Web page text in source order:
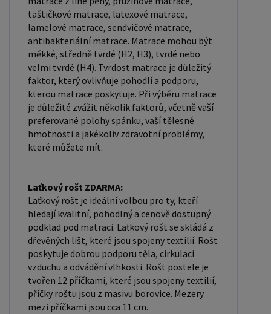
taštičkové matrace, latexové matrace,
lamelové matrace, sendvičové matrace,
antibakteriální matrace. Matrace mohou být
měkké, středně tvrdé (H2, H3), tvrdé nebo
velmi tvrdé (H4). Tvrdost matrace je důležitý
faktor, který ovlivňuje pohodlí a podporu,
kterou matrace poskytuje. Při výběru matrace
je důležité zvážit několik faktorů, včetně vaší
preferované polohy spánku, vaší tělesné
hmotnosti a jakékoliv zdravotní problémy,
které můžete mít.
Laťkový rošt ZDARMA:
Laťkový rošt je ideální volbou pro ty, kteří
hledají kvalitní, pohodlný a cenově dostupný
podklad pod matraci. Laťkový rošt se skládá z
dřevěných lišt, které jsou spojeny textilií. Rošt
poskytuje dobrou podporu těla, cirkulaci
vzduchu a odvádění vlhkosti. Rošt postele je
tvořen 12 příčkami, které jsou spojeny textilií,
příčky roštu jsou z masivu borovice. Mezery
mezi příčkami jsou cca 11 cm.